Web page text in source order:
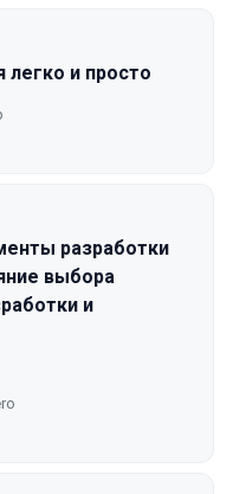
легко и просто
разработки
выбора
и